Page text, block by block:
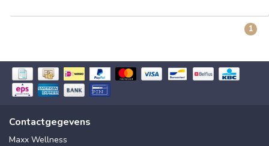
1
Contactgegevens
Maxx Wellness